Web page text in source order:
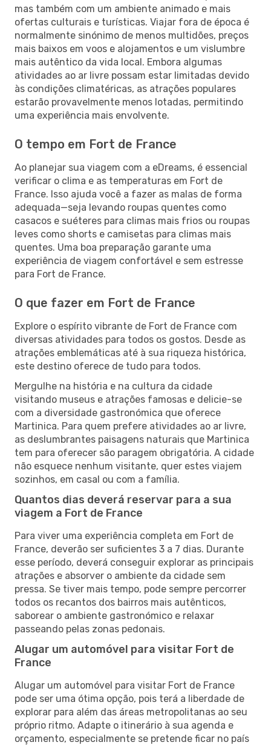
mas também com um ambiente animado e mais
ofertas culturais e turísticas. Viajar fora de época é
normalmente sinónimo de menos multidões, preços
mais baixos em voos e alojamentos e um vislumbre
mais autêntico da vida local. Embora algumas
atividades ao ar livre possam estar limitadas devido
às condições climatéricas, as atrações populares
estarão provavelmente menos lotadas, permitindo
uma experiência mais envolvente.
O tempo em Fort de France
Ao planejar sua viagem com a eDreams, é essencial
verificar o clima e as temperaturas em Fort de
France. Isso ajuda você a fazer as malas de forma
adequada—seja levando roupas quentes como
casacos e suéteres para climas mais frios ou roupas
leves como shorts e camisetas para climas mais
quentes. Uma boa preparação garante uma
experiência de viagem confortável e sem estresse
para Fort de France.
O que fazer em Fort de France
Explore o espírito vibrante de Fort de France com
diversas atividades para todos os gostos. Desde as
atrações emblemáticas até à sua riqueza histórica,
este destino oferece de tudo para todos.
Mergulhe na história e na cultura da cidade
visitando museus e atrações famosas e delicie-se
com a diversidade gastronómica que oferece
Martinica. Para quem prefere atividades ao ar livre,
as deslumbrantes paisagens naturais que Martinica
tem para oferecer são paragem obrigatória. A cidade
não esquece nenhum visitante, quer estes viajem
sozinhos, em casal ou com a família.
Quantos dias deverá reservar para a sua
viagem a Fort de France
Para viver uma experiência completa em Fort de
France, deverão ser suficientes 3 a 7 dias. Durante
esse período, deverá conseguir explorar as principais
atrações e absorver o ambiente da cidade sem
pressa. Se tiver mais tempo, pode sempre percorrer
todos os recantos dos bairros mais autênticos,
saborear o ambiente gastronómico e relaxar
passeando pelas zonas pedonais.
Alugar um automóvel para visitar Fort de
France
Alugar um automóvel para visitar Fort de France
pode ser uma ótima opção, pois terá a liberdade de
explorar para além das áreas metropolitanas ao seu
próprio ritmo. Adapte o itinerário à sua agenda e
orçamento, especialmente se pretende ficar no país